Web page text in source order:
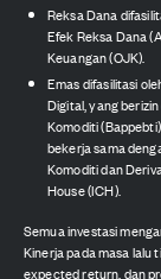
Reksa Dana
Efek Reksa Dana
Keuangan (OJK).
Emas difasilitasi
Digital, yang
Komoditi
bekerja sama
Komoditi dan
House (ICH).
Semua investasi
Kinerja pada masa lalu
expected return, dan